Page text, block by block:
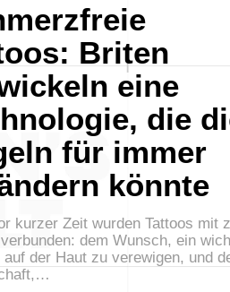
Briten
eine
die
für immer
könnte
kurzer Zeit wurden Tattoos mit
dem Wunsch, ein
auf der Haut zu verewigen, und